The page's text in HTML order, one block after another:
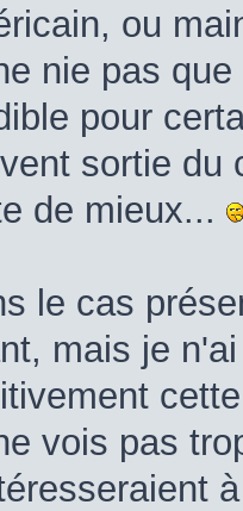
ou
nie pas
pour
sortie du
de mieux...
le cas
mais je
vois pas